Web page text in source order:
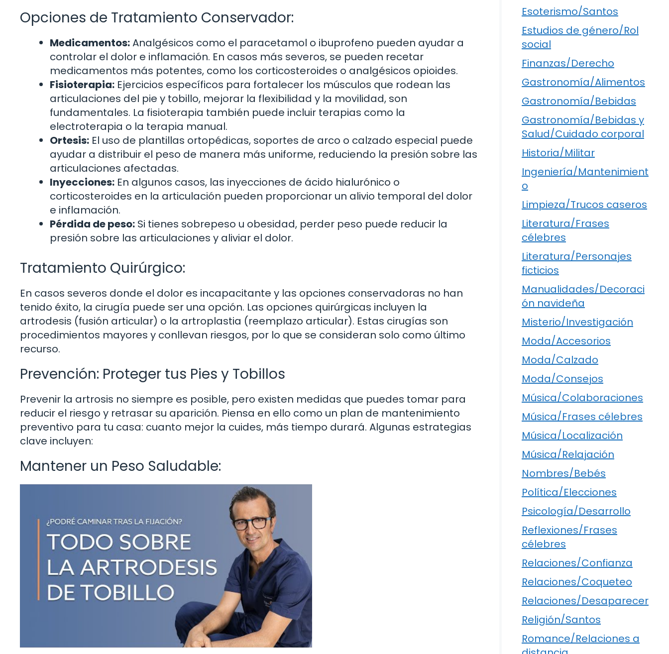
Opciones de Tratamiento Conservador:
Medicamentos:Analgésicos como el paracetamol o ibuprofeno pueden ayudar a
controlar el dolor e inflamación. En casos más severos, se pueden recetar
medicamentos más potentes, como los corticosteroides o analgésicos opioides.
Fisioterapia: Ejercicios específicos para fortalecer los músculos que rodean las
articulaciones del pie y tobillo, mejorar la flexibilidad y la movilidad, son
fundamentales. La fisioterapia también puede incluir terapias como la
electroterapia o la terapia manual.
Ortesis: El uso de plantillas ortopédicas, soportes de arco o calzado especial puede
ayudar a distribuir el peso de manera más uniforme, reduciendo la presión sobre las
articulaciones afectadas.
Inyecciones: En algunos casos, las inyecciones de ácido hialurónico o
corticosteroides en la articulación pueden proporcionar un alivio temporal del dolor
e inflamación.
Pérdida de peso: Si tienes sobrepeso u obesidad, perder peso puede reducir la
presión sobre las articulaciones y aliviar el dolor.
Tratamiento Quirúrgico:
En casos severos donde el dolor es incapacitante y las opciones conservadoras no han
tenido éxito, la cirugía puede ser una opción. Las opciones quirúrgicas incluyen la
artrodesis (fusión articular) o la artroplastia (reemplazo articular). Estas cirugías son
procedimientos mayores y conllevan riesgos, por lo que se consideran solo como último
recurso.
Prevención: Proteger tus Pies y Tobillos
Prevenir la artrosis no siempre es posible, pero existen medidas que puedes tomar para
reducir el riesgo y retrasar su aparición. Piensa en ello como un plan de mantenimiento
preventivo para tu casa: cuanto mejor la cuides, más tiempo durará. Algunas estrategias
clave incluyen:
Mantener un Peso Saludable:
Esoterismo/Santos
Estudios de género/Rol
social
Finanzas/Derecho
Gastronomía/Alimentos
Gastronomía/Bebidas
Gastronomía/Bebidas y
Salud/Cuidado corporal
Historia/Militar
Ingeniería/Mantenimient
o
Limpieza/Trucos caseros
Literatura/Frases
célebres
Literatura/Personajes
ficticios
Manualidades/Decoraci
ón navideña
Misterio/Investigación
Moda/Accesorios
Moda/Calzado
Moda/Consejos
Música/Colaboraciones
Música/Frases célebres
Música/Localización
Música/Relajación
Nombres/Bebés
Política/Elecciones
Psicología/Desarrollo
Reflexiones/Frases
célebres
Relaciones/Confianza
Relaciones/Coqueteo
Relaciones/Desaparecer
Religión/Santos
Romance/Relaciones a